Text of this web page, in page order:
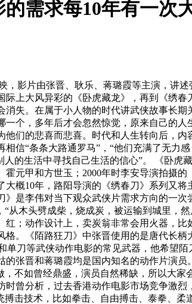
需求每10年有一次
影片由张晋、耿乐、蒋璐霞等主演，讲
上大风异彩的《卧虎藏龙》，再到《绣
失。在属于小人物的时代讲武侠故事长
个，多年后才会忽然惊觉，原来自己的
们的悲喜而悲喜。时代和人生转向后，
信“条条大路通罗马”，“他们充满了无力
的生活中寻找自己生活的信心”。 《卧
元甲和方世玉；2000年时李安导演拍摄
概10年，路阳导演的《绣春刀》系列又
是李伟对当下观众武侠片需求方向的一
从木头劈成柴，烧成炭，被运输到城里，
；动作设计上，卖炭翁非常会用火器，
。《陌路狂刀》中张晋使用的是唐代长
刀等武侠动作电影的常见武器，他希望
张晋和蒋璐霞均是国内知名的动作片演
不如曾经鼎盛，演员自然稀缺，所以大
曾分析，过去香港动作电影市场竞争激
击技术，比如拳击、自由搏击、泰拳、